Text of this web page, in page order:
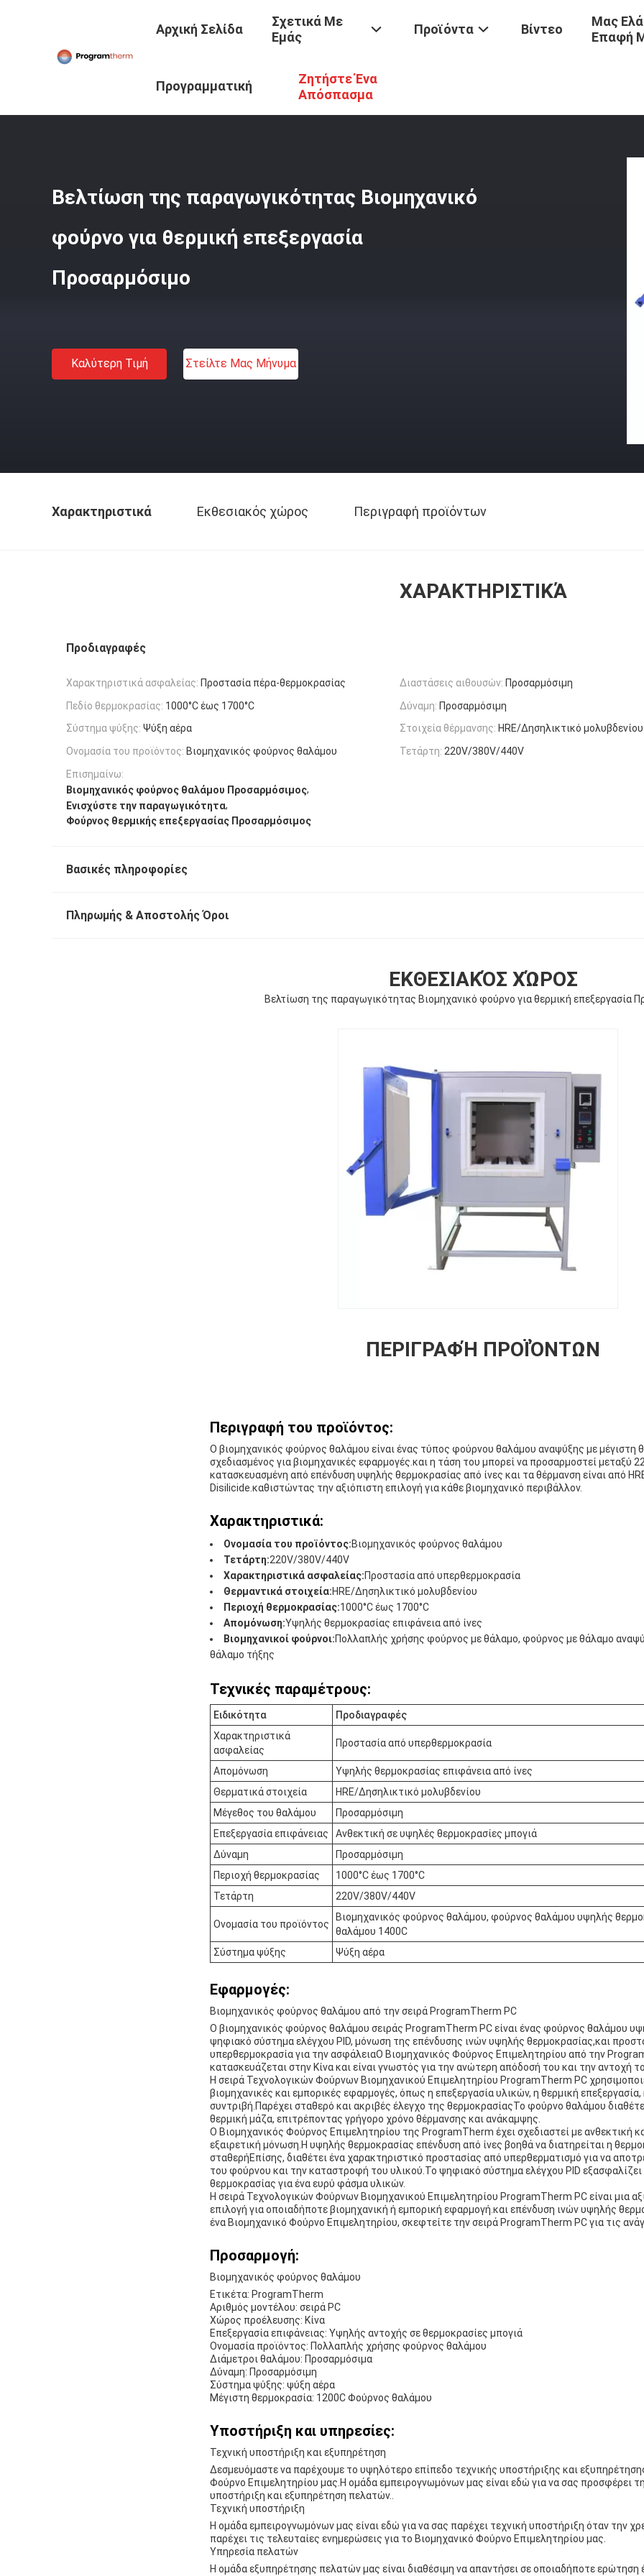
Αρχική Σελίδα
Σχετικά Με
Εμάς
Προϊόντα Βίντεο
Μας
Επαφή
Προγραμματική
Ζητήστε Ένα
Απόσπασμα
Βιομηχανικός Φούρνος Θαλάμου / Βελτίωση Της Παραγωγικότητας Βιομηχανικό Φούρνο Για
Βελτίωση της παραγωγικότητας Βιομηχανικό
φούρνο για θερμική επεξεργασία
Προσαρμόσιμο
Καλύτερη Τιμή Στείλτε Μας Μήνυμα
Χαρακτηριστικά Εκθεσιακός χώρος Περιγραφή προϊόντων
ΧΑΡΑΚΤΗΡΙΣΤΙΚΆ
Προδιαγραφές
Χαρακτηριστικά ασφαλείας: Προστασία πέρα-θερμοκρασίας Διαστάσεις αιθουσών: Προσαρμόσιμη
Πεδίο θερμοκρασίας: 1000°C έως 1700°C Δύναμη: Προσαρμόσιμη
Σύστημα ψύξης: Ψύξη αέρα Στοιχεία θέρμανσης: HRE/Δησηλικτικό μολυβδενίου
Ονομασία του προϊόντος: Βιομηχανικός φούρνος θαλάμου Τετάρτη: 220V/380V/440V
Επισημαίνω:
Βιομηχανικός φούρνος θαλάμου Προσαρμόσιμος,
Ενισχύστε την παραγωγικότητα,
Φούρνος θερμικής επεξεργασίας Προσαρμόσιμος
Βασικές πληροφορίες
Πληρωμής & Αποστολής Όροι
ΕΚΘΕΣΙΑΚΌΣ ΧΏΡΟΣ
Βελτίωση της παραγωγικότητας Βιομηχανικό φούρνο για θερμική επεξεργασία
ΠΕΡΙΓΡΑΦΉ ΠΡΟΪΌΝΤΩΝ
Περιγραφή του προϊόντος:
Ο βιομηχανικός φούρνος θαλάμου είναι ένας τύπος φούρνου θαλάμου αναψύξης με μέγιστη
σχεδιασμένος για βιομηχανικές εφαρμογές.και η τάση του μπορεί να προσαρμοστεί μεταξύ
κατασκευασμένη από επένδυση υψηλής θερμοκρασίας από ίνες και τα θέρμανση είναι από
Disilicide.καθιστώντας την αξιόπιστη επιλογή για κάθε βιομηχανικό περιβάλλον.
Χαρακτηριστικά:
Ονομασία του προϊόντος:Βιομηχανικός φούρνος θαλάμου
Τετάρτη:220V/380V/440V
Χαρακτηριστικά ασφαλείας:Προστασία από υπερθερμοκρασία
Θερμαντικά στοιχεία:HRE/Δησηλικτικό μολυβδενίου
Περιοχή θερμοκρασίας:1000°C έως 1700°C
Απομόνωση:Υψηλής θερμοκρασίας επιφάνεια από ίνες
Βιομηχανικοί φούρνοι:Πολλαπλής χρήσης φούρνος με θάλαμο, φούρνος με θάλαμο
θάλαμο τήξης
Τεχνικές παραμέτρους:
Ειδικότητα
Προδιαγραφές
Χαρακτηριστικά
ασφαλείας
Προστασία από υπερθερμοκρασία
Απομόνωση
Υψηλής θερμοκρασίας επιφάνεια από ίνες
Θερματικά στοιχεία
HRE/Δησηλικτικό μολυβδενίου
Μέγεθος του θαλάμου
Προσαρμόσιμη
Επεξεργασία επιφάνειας
Ανθεκτική σε υψηλές θερμοκρασίες μπογιά
Δύναμη
Προσαρμόσιμη
Περιοχή θερμοκρασίας
1000°C έως 1700°C
Τετάρτη
220V/380V/440V
Ονομασία του προϊόντος
Βιομηχανικός φούρνος θαλάμου, φούρνος θαλάμου υψηλής
θαλάμου 1400C
Σύστημα ψύξης
Ψύξη αέρα
Εφαρμογές:
Βιομηχανικός φούρνος θαλάμου από την σειρά ProgramTherm PC
Ο βιομηχανικός φούρνος θαλάμου σειράς ProgramTherm PC είναι ένας φούρνος θαλάμου
ψηφιακό σύστημα ελέγχου PID, μόνωση της επένδυσης ινών υψηλής θερμοκρασίας,και
υπερθερμοκρασία για την ασφάλειαΟ Βιομηχανικός Φούρνος Επιμελητηρίου από την
κατασκευάζεται στην Κίνα και είναι γνωστός για την ανώτερη απόδοσή του και την αντοχή
Η σειρά Τεχνολογικών Φούρνων Βιομηχανικού Επιμελητηρίου ProgramTherm PC
βιομηχανικές και εμπορικές εφαρμογές, όπως η επεξεργασία υλικών, η θερμική
συντριβή.Παρέχει σταθερό και ακριβές έλεγχο της θερμοκρασίαςΤο φούρνο θαλάμου
θερμική μάζα, επιτρέποντας γρήγορο χρόνο θέρμανσης και ανάκαμψης.
Ο Βιομηχανικός Φούρνος Επιμελητηρίου της ProgramTherm έχει σχεδιαστεί με ανθεκτική
εξαιρετική μόνωση.Η υψηλής θερμοκρασίας επένδυση από ίνες βοηθά να διατηρείται η
σταθερήΕπίσης, διαθέτει ένα χαρακτηριστικό προστασίας από υπερθερματισμό για να
του φούρνου και την καταστροφή του υλικού.Το ψηφιακό σύστημα ελέγχου PID εξασφαλίζει
θερμοκρασίας για ένα ευρύ φάσμα υλικών.
Η σειρά Τεχνολογικών Φούρνων Βιομηχανικού Επιμελητηρίου ProgramTherm PC είναι μια
επιλογή για οποιαδήποτε βιομηχανική ή εμπορική εφαρμογή.και επένδυση ινών υψηλής
ένα Βιομηχανικό Φούρνο Επιμελητηρίου, σκεφτείτε την σειρά ProgramTherm PC για τις
Προσαρμογή:
Βιομηχανικός φούρνος θαλάμου
Ετικέτα: ProgramTherm
Αριθμός μοντέλου: σειρά PC
Χώρος προέλευσης: Κίνα
Επεξεργασία επιφάνειας: Υψηλής αντοχής σε θερμοκρασίες μπογιά
Ονομασία προϊόντος: Πολλαπλής χρήσης φούρνος θαλάμου
Διάμετροι θαλάμου: Προσαρμόσιμα
Δύναμη: Προσαρμόσιμη
Σύστημα ψύξης: ψύξη αέρα
Μέγιστη θερμοκρασία: 1200C Φούρνος θαλάμου
Υποστήριξη και υπηρεσίες:
Τεχνική υποστήριξη και εξυπηρέτηση
Δεσμευόμαστε να παρέχουμε το υψηλότερο επίπεδο τεχνικής υποστήριξης και
Φούρνο Επιμελητηρίου μας.Η ομάδα εμπειρογνωμόνων μας είναι εδώ για να σας προσφέρει
υποστήριξη και εξυπηρέτηση πελατών..
Τεχνική υποστήριξη
Η ομάδα εμπειρογνωμόνων μας είναι εδώ για να σας παρέχει τεχνική υποστήριξη όταν την
παρέχει τις τελευταίες ενημερώσεις για το Βιομηχανικό Φούρνο Επιμελητηρίου μας.
Υπηρεσία πελατών
Η ομάδα εξυπηρέτησης πελατών μας είναι διαθέσιμη να απαντήσει σε οποιαδήποτε ερώτηση